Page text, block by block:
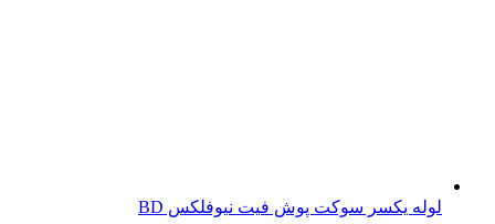
لوله یکسر سوکت پوش فیت نیوفلکس BD